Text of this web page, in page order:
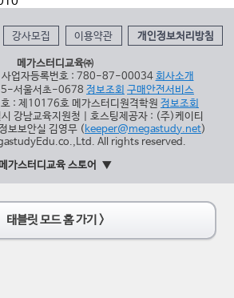
강사모집 이용약관 개인정보처리방침
메가스터디교육㈜
사업자등록번호 : 780-87-00034 회사소개
서울서초-0678 정보조회 구매안전서비스
: 제10176호 메가스터디원격학원 정보조회
강남교육지원청 | 호스팅제공자 : (주)케이티
보보안실 김영무 ( keeper@megastudy.net)
All rights reserved.
메가스터디교육 스토어
태블릿 모드 홈 가기 >